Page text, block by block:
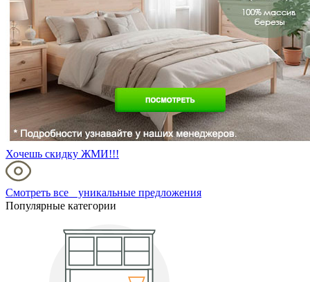
Хочешь скидку ЖМИ!!!
Смотреть все уникальные предложения
Популярные категории